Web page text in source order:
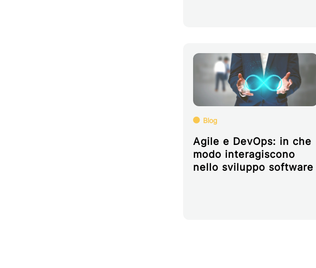
Blog
Agile e DevOps: in che
modo interagiscono
nello sviluppo software